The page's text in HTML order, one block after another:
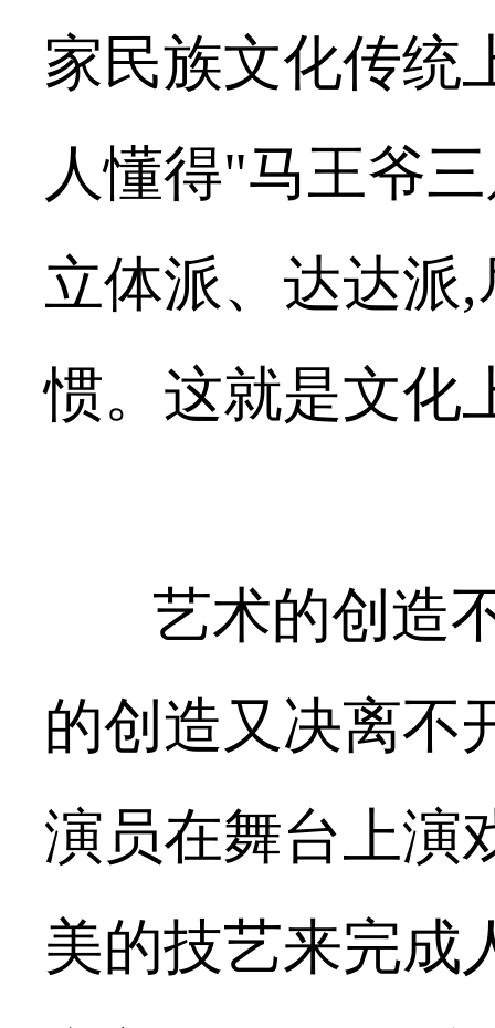
家民族文化传统
人懂得"马王爷
立体派、达达派,
惯。这就是文化
艺术的创造不
的创造又决离不
演员在舞台上演
美的技艺来完成